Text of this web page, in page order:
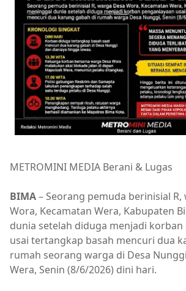
METROMINI MEDIA Berani & Lugas
BIMA– Seorang pemuda berinisial R,
Wora, Kecamatan Wera, Kabupaten
dunia setelah diduga menjadi korban
usai tertangkap basah mencuri dua
rumah seorang warga di Desa
Wera, Senin (8/6/2026) dini hari.